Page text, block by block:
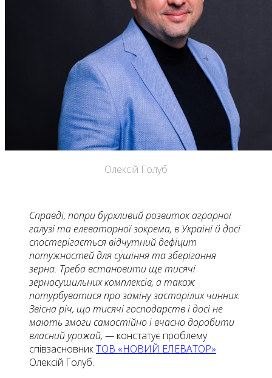
Олексій Голуб
Справді, попри бурхливий розвиток аграрної
галузі та елеваторної зокрема, в Україні й досі
спостерігається відчутний дефіцит
потужностей для сушіння та зберігання
зерна. Треба встановити ще тисячі
зерносушильних комплексів, а також
потурбуватися про заміну застарілих чинних.
Звісна річ, що тисячі господарств і досі не
мають змоги самостійно і вчасно доробити
власний урожай, — констатує проблему
співзасновникТОВ «НОВИЙ ЕЛЕВАТОР»
Олексій Голуб.